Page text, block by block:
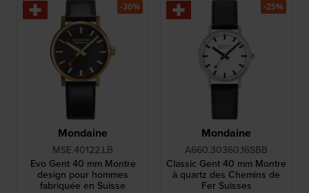
Mondaine
MSE.40122.LB
Evo Gent 40 mm Montre
design pour hommes
fabriquée en Suisse
-30%
Mondaine
A660.30360.16SBB
Classic Gent 40 mm Montre
à quartz des Chemins de
Fer Suisses
-25%